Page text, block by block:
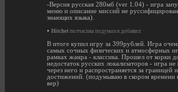
-Версия русская 280мб (ver 1.04) - игра
меню и описание миссий не
знающих языка).
• Hitchet полчасика подумал и добавил:
В итоге купил игру за 399рублей. Игра
самых сочных физических и атмосферных
рамках жанра - классика. Прошел от корки
недостаток русских локализаторов - игра
через него и распространяется за
достижений. (подумываю в скором времени
вер)